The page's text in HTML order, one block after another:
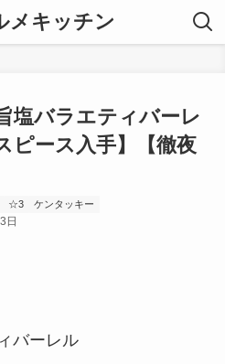
メキッチン
塩バラエティバーレ
ピース入手】【徹夜
☆3 ケンタッキー
日
バーレル